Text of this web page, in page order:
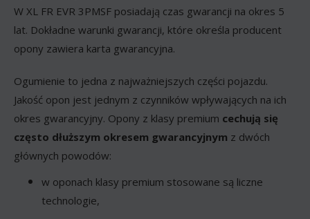
W XL FR EVR 3PMSF posiadają czas gwarancji na okres 5
lat. Dokładne warunki gwarancji, które określa producent
opony zawiera karta gwarancyjna.
Ogumienie to jedna z najważniejszych części pojazdu.
Jakość opon jest jednym z czynników wpływających na ich
okres gwarancyjny. Opony z klasy premium cechują się
często dłuższym okresem gwarancyjnym z dwóch
głównych powodów:
w oponach klasy premium stosowane są liczne
technologie,